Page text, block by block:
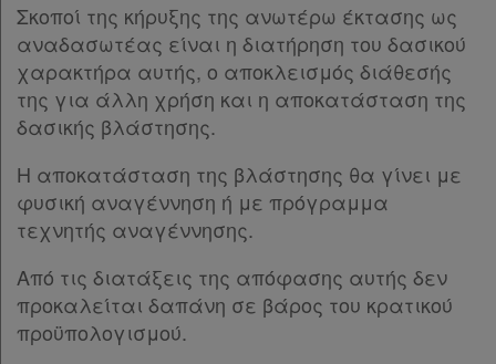
Σκοποί της κήρυξης της ανωτέρω έκτασης ως
αναδασωτέας είναι η διατήρηση του δασικού
χαρακτήρα αυτής, ο αποκλεισμός διάθεσής
της για άλλη χρήση και η αποκατάσταση της
δασικής βλάστησης.
Η αποκατάσταση της βλάστησης θα γίνει με
φυσική αναγέννηση ή με πρόγραμμα
τεχνητής αναγέννησης.
Από τις διατάξεις της απόφασης αυτής δεν
προκαλείται δαπάνη σε βάρος του κρατικού
προϋπολογισμού.